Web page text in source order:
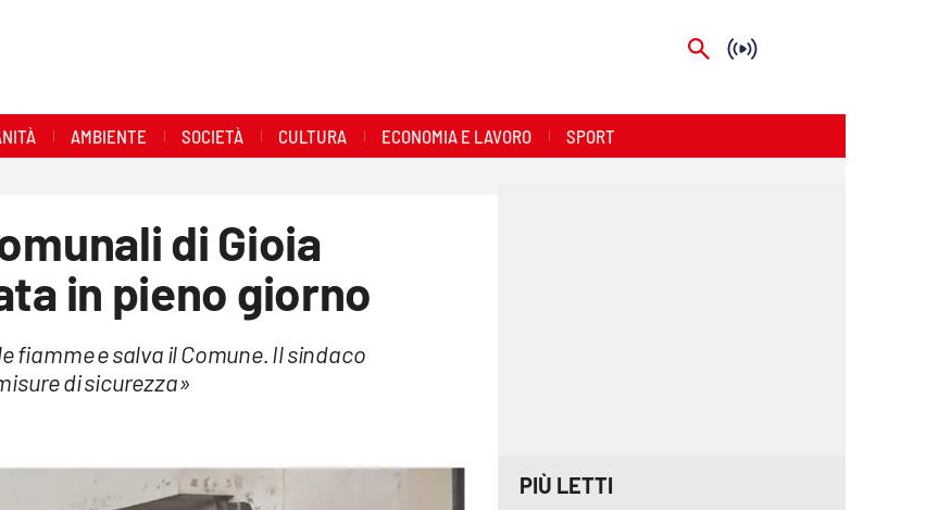
AMBIENTE SOCIETÀ CULTURA ECONOMIA E LAVORO SPORT
di Gioia
in pieno giorno
fiamme e salva il Comune. Il sindaco
di sicurezza»
PIÙ LETTI